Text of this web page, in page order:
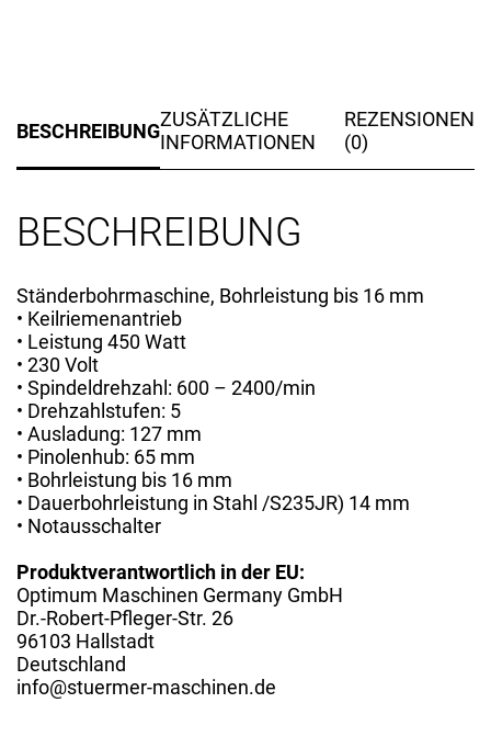
BESCHREIBUNGZUSÄTZLICHE
INFORMATIONEN
REZENSIONEN
(0)
BESCHREIBUNG
Ständerbohrmaschine, Bohrleistung bis 16 mm
• Keilriemenantrieb
• Leistung 450 Watt
• 230 Volt
• Spindeldrehzahl: 600 – 2400/min
• Drehzahlstufen: 5
• Ausladung: 127 mm
• Pinolenhub: 65 mm
• Bohrleistung bis 16 mm
• Dauerbohrleistung in Stahl /S235JR) 14 mm
• Notausschalter
Produktverantwortlich in der EU:
Optimum Maschinen Germany GmbH
Dr.-Robert-Pfleger-Str. 26
96103 Hallstadt
Deutschland
info@stuermer-maschinen.de